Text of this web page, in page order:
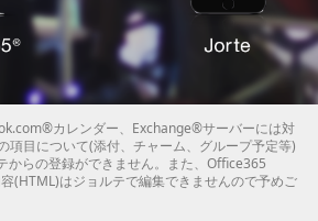
カレンダー、Exchange®サーバーには対
項目について(添付、チャーム、グループ予定等)
からの登録ができません。また、Office365
(HTML)はジョルテで編集できませんので予めご